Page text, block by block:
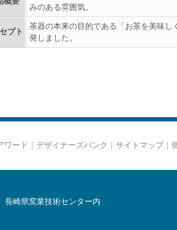
みのある雰囲気。
プト
茶器の本来の目的である「お茶を美味し
発しました。
ワード デザイナーズバンク サイトマップ
崎県窯業技術センター内